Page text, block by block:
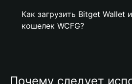
Как загрузить Bitget Wallet
кошелек WCFG?
Почему следует